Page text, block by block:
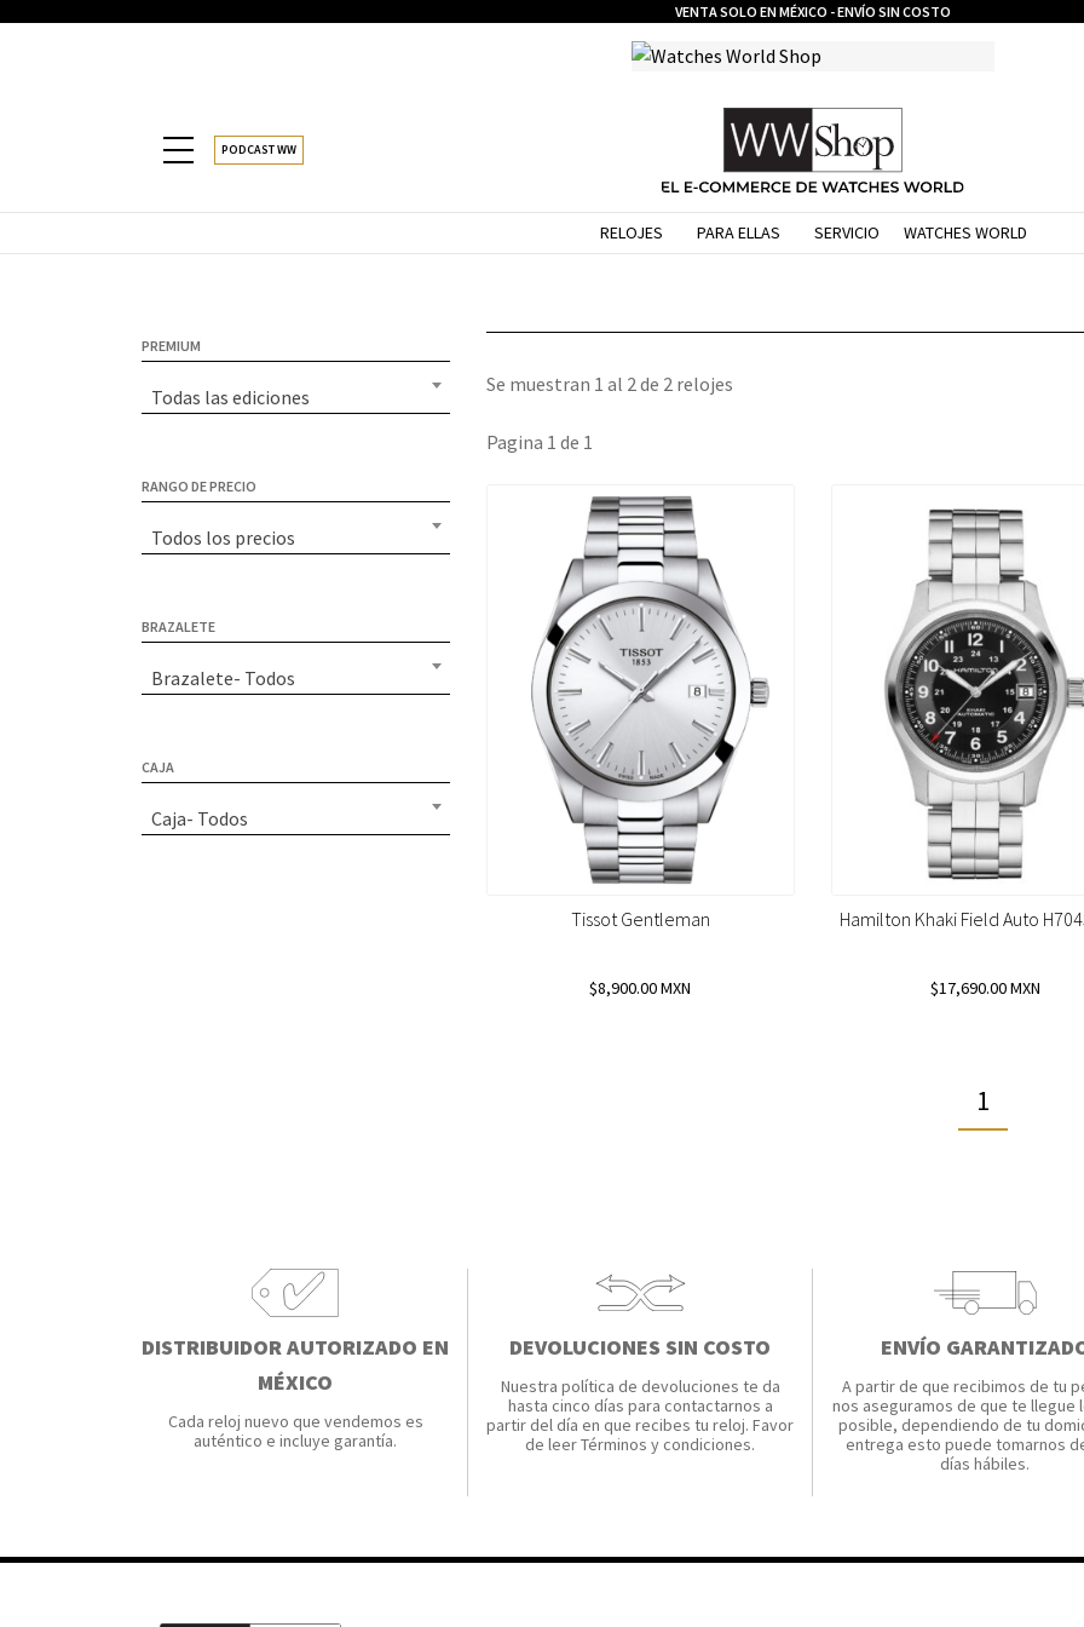
VENTA SOLO EN MÉXICO - ENVÍO SIN COSTO
PODCAST WW
RELOJES PARA ELLAS SERVICIO WATCHES WORLD
PREMIUM
Todas las ediciones
RANGO DE PRECIO
Todos los precios
BRAZALETE
Brazalete- Todos
CAJA
Caja- Todos
Se muestran 1 al 2 de 2 relojes
Pagina 1 de 1
Tissot Gentleman
8,900.00MXN
Hamilton Khaki Field Auto
17,690.00MXN
1
DISTRIBUIDOR AUTORIZADO EN
MÉXICO
Cada reloj nuevo que vendemos es
auténtico e incluye garantía.
DEVOLUCIONES SIN COSTO
Nuestra política de devoluciones te da
hasta cinco días para contactarnos a
partir del día en que recibes tu reloj. Favor
de leer Términos y condiciones.
ENVÍO
A partir de que recibimos de tu
nos aseguramos de que te llegue
posible, dependiendo de tu
entrega esto puede tomarnos
días hábiles.